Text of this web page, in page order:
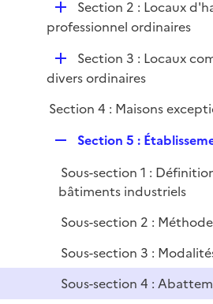
e
r l
r
D
é
i
e
r
Section 2 : Locaux
professionnel ordinaires
D
é
l
r
Section 3 : Locaux
divers ordinaires
Section 4 : Maisons
p
l
r
Section 5 :
Sous-section 1 :
bâtiments industriels
Sous-section 2 :
Sous-section 3 :
Sous-section 4 :